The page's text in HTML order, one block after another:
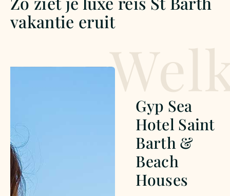
vakantie eruit
Gyp Sea
Hotel Saint
Barth &
Beach
Houses